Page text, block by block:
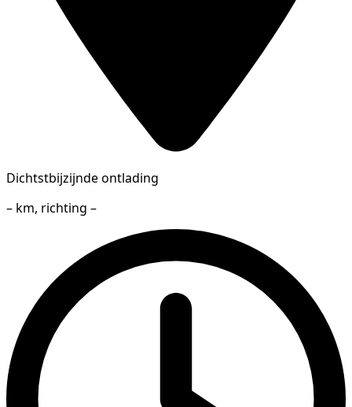
Dichtstbijzijnde ontlading
– km, richting –